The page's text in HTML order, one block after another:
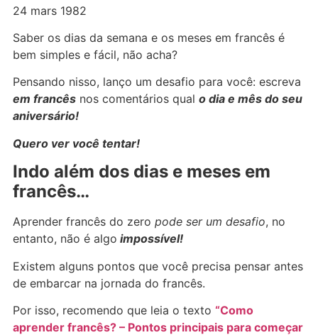
24 mars 1982
Saber os dias da semana e os meses em francês é
bem simples e fácil, não acha?
Pensando nisso, lanço um desafio para você: escreva
em francês nos comentários qual o dia e mês do seu
aniversário!
Quero ver você tentar!
Indo além dos dias e meses em
francês…
Aprender francês do zero pode ser um desafio, no
entanto, não é algo impossível!
Existem alguns pontos que você precisa pensar antes
de embarcar na jornada do francês.
Por isso, recomendo que leia o texto “Como
aprender francês? – Pontos principais para começar